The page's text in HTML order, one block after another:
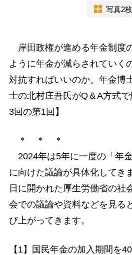
写真2枚
岸田政権が進める年金制度
ように年金が減らされていく
対抗すればいいのか。年金博
士の北村庄吾氏がQ＆A方式
3回の第1回】
＊ ＊ ＊
2024年は5年に一度の「年
に向けた議論が具体化してき
日に開かれた厚生労働省の社
会での議論や資料などを見る
び上がってきます。
【1】国民年金の加入期間を